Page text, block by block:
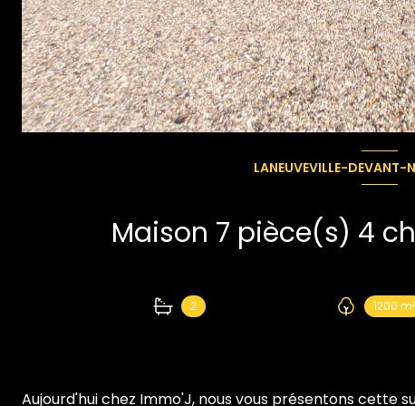
LANEUVEVILLE-
2 1200 m²
Aujourd'hui chez Immo'J, nous vous présentonscette